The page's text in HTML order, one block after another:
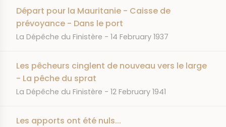
Départ pour la Mauritanie - Caisse de
prévoyance - Dans le port
JOURNAL
La Dépêche du Finistère DATE
14 February 1937
Les pêcheurs cinglent de nouveau vers le large
- La pêche du sprat
JOURNAL
La Dépêche du Finistère DATE
12 February 1941
Les apports ont été nuls...